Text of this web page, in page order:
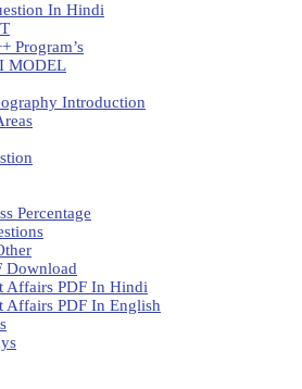
In Hindi
Program’s
MODEL
Introduction
Percentage
Download
Affairs PDF In Hindi
Affairs PDF In English